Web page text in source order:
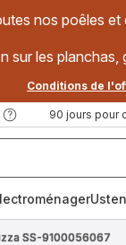
nos poêles
sur les
Conditions de
90 jours pour
SS-9100056067